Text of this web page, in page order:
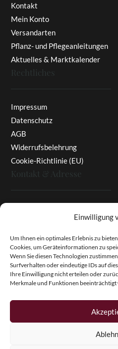
Einwilligung
Um Ihnen ein optimales Erlebnis zu
Cookies, um Geräteinformationen zu
Wenn Sie diesen Technologien
Surfverhalten oder eindeutige IDs auf
Ihre Einwilligung nicht erteilen oder
Merkmale und Funktionen beeinträchtigt
Kontakt
Mein Konto
Versandarten
Pflanz- und Pflegeanleitungen
Aktuelles & Marktkalender
Rechtliches
Impressum
Datenschutz
AGB
Widerrufsbelehrung
Cookie-Richtlinie (EU)
Kontakt & Adresse
Heinz Enzinger-Panitz
Aussergernwallen 3
94166 Stubenberg
Deutschland
Tel.:+49 (0)8574 - 91 97 79
info@pfingstrosen.eu
Copyright © 2026 Magic